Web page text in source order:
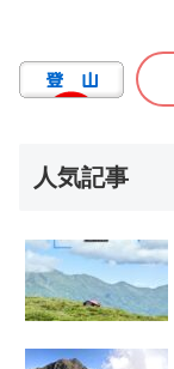
人気記事